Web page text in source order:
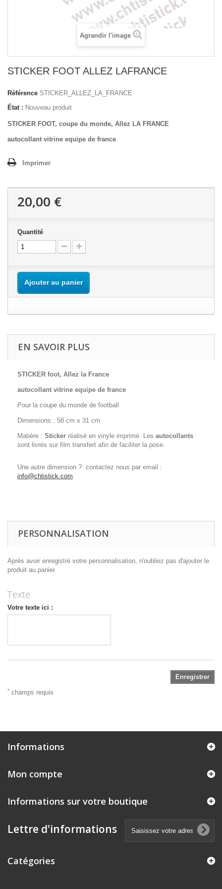
Agrandir l'image
STICKER FOOT ALLEZ LAFRANCE
Référence STICKER_ALLEZ_LA_FRANCE
État : Nouveau produit
STICKER FOOT, coupe du monde, Allez LA FRANCE
autocollant vitrine equipe de france
Imprimer
20,00 €
Quantité
Ajouter au panier
EN SAVOIR PLUS
STICKER foot, Allez la France
autocollant vitrine equipe de france
Pour la coupe du monde de football
Dimensions : 58 cm x 31 cm
Matière : Sticker réalisé en vinyle imprimé. Les autocollants
sont livrés sur film transfert afin de faciliter la pose.
Une autre dimension ? contactez nous par email :
info@chtistick.com
PERSONNALISATION
Après avoir enregistré votre personnalisation, n'oubliez pas d'ajouter le
produit au panier.
Texte
Votre texte ici :
Enregistrer
* champs requis
Informations
Mon compte
Informations sur votre boutique
Lettre d'informations
Catégories